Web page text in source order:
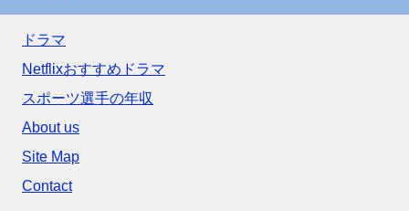
ドラマ
Netflixおすすめドラマ
スポーツ選手の年収
About us
Site Map
Contact